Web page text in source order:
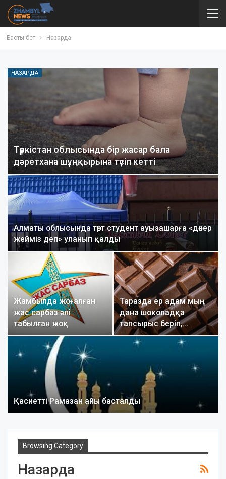
Басты бет Назарда
НАЗАРДА
Түркістан облысында бір жасар бала
дәретхана шұңқырына түсіп кетті
Алматы облысында төрт студент ауызашарға «дөнер
жейміз деп» уланып қалды
Жамбылда жоғалған
жас сарбаз әлі
табылған жоқ
Таразда ер адам мың
дана шоколадқа
тапсырыс беріп,…
Қасиетті Рамазан айы басталды
Browsing Category
Назарда